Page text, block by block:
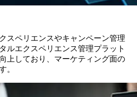
スペリエンスやキャンペーン管理
ルエクスペリエンス管理プラット
上しており、マーケティング面の
。